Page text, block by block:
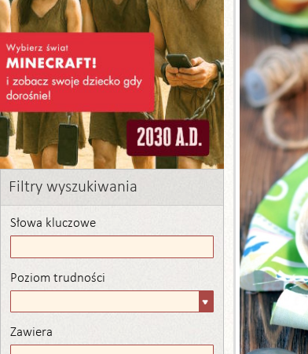
Filtry wyszukiwania
Słowa kluczowe
Poziom trudności
trudności
Zawiera